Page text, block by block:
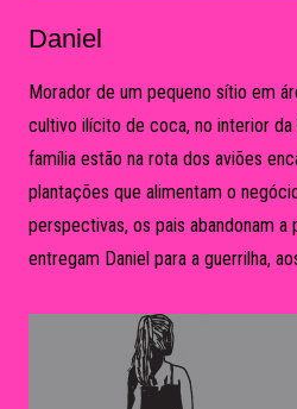
Daniel
Morador de um pequeno sítio em
cultivo ilícito de coca, no interior da
família estão na rota dos aviões
plantações que alimentam o
perspectivas, os pais abandonam a
entregam Daniel para a guerrilha,